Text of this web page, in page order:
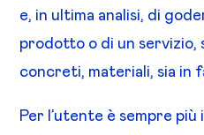
e, in ultima analisi, di
prodotto o di un servizio,
concreti, materiali, sia in
Per l’utente è sempre